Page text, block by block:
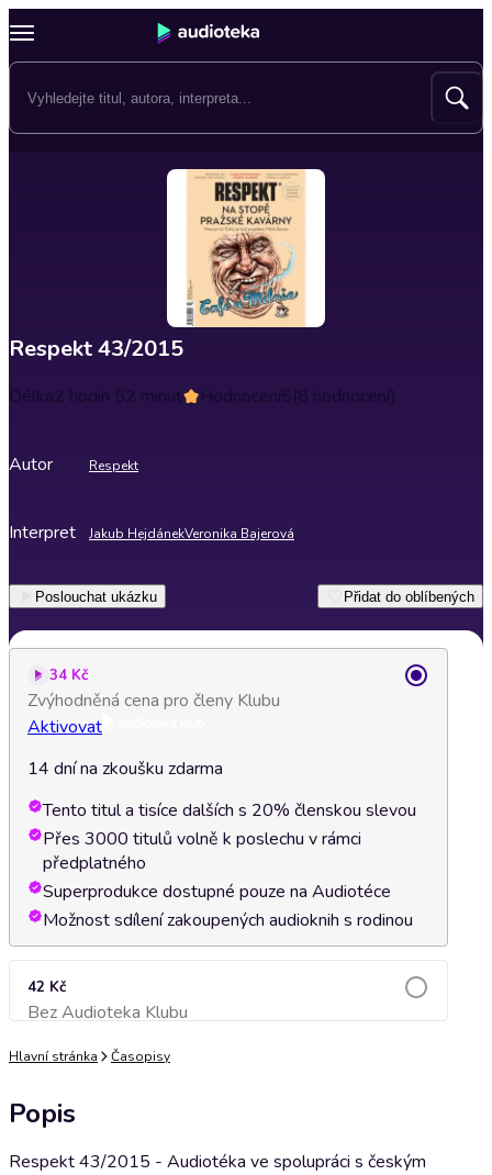
Respekt 43/2015
Délka2 hodin 52 minut Hodnocení5(8 hodnocení)
Autor Respekt
Interpret Jakub HejdánekVeronika Bajerová
Poslouchat ukázku Přidat do oblíbených
34 Kč
Zvýhodněná cena pro členy Klubu
Aktivovat
14 dní na zkoušku zdarma
Tento titul a tisíce dalších s 20% členskou slevou
Přes 3000 titulů volně k poslechu v rámci
předplatného
Superprodukce dostupné pouze na Audiotéce
Možnost sdílení zakoupených audioknih s rodinou
42 Kč
Bez Audioteka KlubuPřidat do košíku
Hlavní stránka Časopisy
Popis
Respekt 43/2015 - Audiotéka ve spolupráci s českým